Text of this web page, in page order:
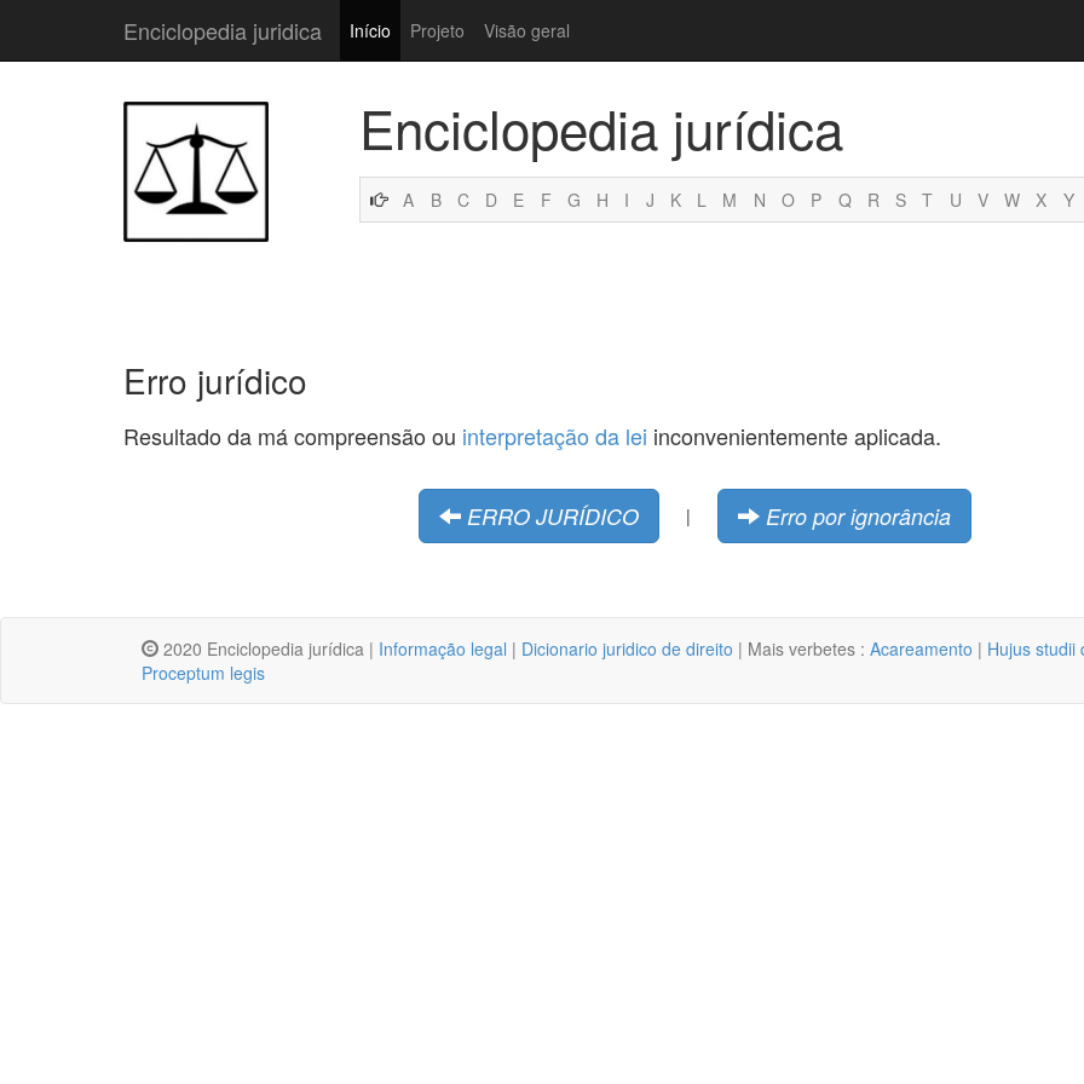
Enciclopedia juridica Início Projeto Visão geral
Enciclopedia jurídica
A B C D E F G H I J K L M N O P Q R S T U V W X Y
Erro jurídico
Resultado da má compreensão ou interpretação da lei inconvenientemente aplicada.
ERRO JURÍDICO | Erro por ignorância
2020 Enciclopedia jurídica | Informação legal | Dicionario juridico de direito | Mais verbetes : Acareamento | Hujus studii
Proceptum legis